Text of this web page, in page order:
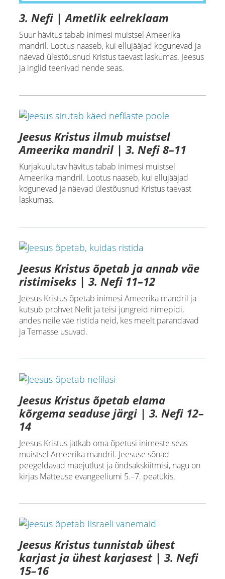
3. Nefi | Ametlik eelreklaam
Suur hävitus tabab inimesi muistsel Ameerika
mandril. Lootus naaseb, kui ellujääjad kogunevad ja
näevad ülestõusnud Kristus taevast laskumas. Jeesus
ja inglid teenivad nende seas.
Jeesus Kristus ilmub muistsel
Ameerika mandril | 3. Nefi 8–11
Kurjakuulutav hävitus tabab inimesi muistsel
Ameerika mandril. Lootus naaseb, kui ellujääjad
kogunevad ja näevad ülestõusnud Kristus taevast
laskumas.
Jeesus Kristus õpetab ja annab väe
ristimiseks | 3. Nefi 11–12
Jeesus Kristus õpetab inimesi Ameerika mandril ja
kutsub prohvet Nefit ja teisi jüngreid nimepidi,
andes neile väe ristida neid, kes meelt parandavad
ja Temasse usuvad.
Jeesus Kristus õpetab elama
kõrgema seaduse järgi | 3. Nefi 12–
14
Jeesus Kristus jätkab oma õpetusi inimeste seas
muistsel Ameerika mandril. Jeesuse sõnad
peegeldavad mäejutlust ja õndsakskiitmisi, nagu on
kirjas Matteuse evangeeliumi 5.–7. peatükis.
Jeesus Kristus tunnistab ühest
karjast ja ühest karjasest | 3. Nefi
15–16